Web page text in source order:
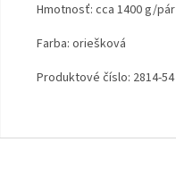
Hmotnosť: cca 1400 g/pár
Farba: oriešková
Produktové číslo: 2814-54